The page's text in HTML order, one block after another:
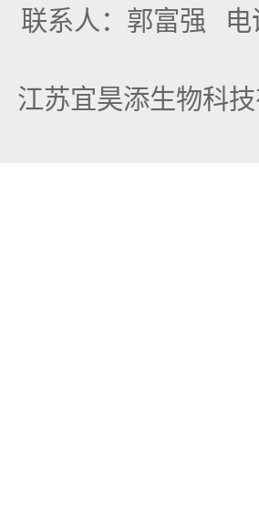
联系人：郭富强 电
江苏宜昊添生物科